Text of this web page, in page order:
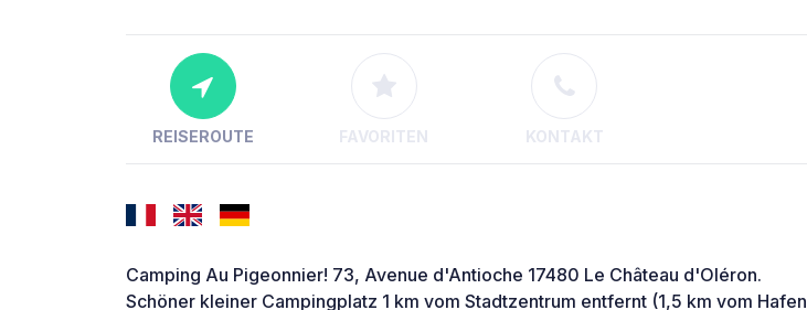
REISEROUTE FAVORITEN KONTAKT
Camping Au Pigeonnier! 73, Avenue d'Antioche 17480 Le Château d'Oléron.
Schöner kleiner Campingplatz 1 km vom Stadtzentrum entfernt (1,5 km vom Hafen